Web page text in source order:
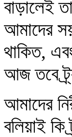
বাড়ালেই
আমাদের
থাকিত,
আজ তবে
আমাদের
বলিয়াই কি